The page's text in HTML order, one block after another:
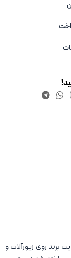
برند روی زیورآلات و